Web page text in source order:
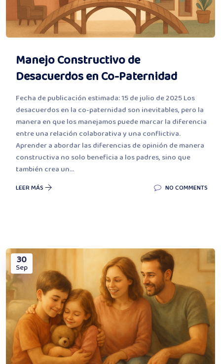
Manejo Constructivo de
Desacuerdos en Co-Paternidad
Fecha de publicación estimada: 15 de julio de 2025 Los
desacuerdos en la co-paternidad son inevitables, pero la
manera en que los manejamos puede marcar la diferencia
entre una relación colaborativa y una conflictiva.
Aprender a abordar las diferencias de opinión de manera
constructiva no solo beneficia a los padres, sino que
también crea un...
LEER MÁS NO COMMENTS
30
Sep